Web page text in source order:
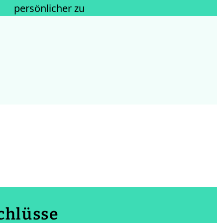
persönlicher zu